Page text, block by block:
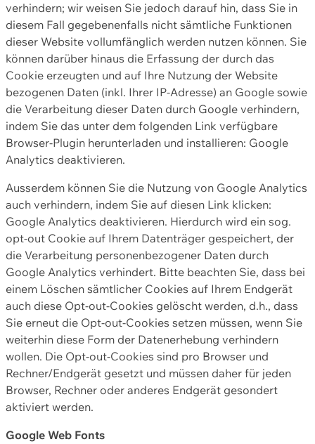
verhindern; wir weisen Sie jedoch darauf hin, dass Sie in
diesem Fall gegebenenfalls nicht sämtliche Funktionen
dieser Website vollumfänglich werden nutzen können. Sie
können darüber hinaus die Erfassung der durch das
Cookie erzeugten und auf Ihre Nutzung der Website
bezogenen Daten (inkl. Ihrer IP-Adresse) an Google sowie
die Verarbeitung dieser Daten durch Google verhindern,
indem Sie das unter dem folgenden Link verfügbare
Browser-Plugin herunterladen und installieren: Google
Analytics deaktivieren.
Ausserdem können Sie die Nutzung von Google Analytics
auch verhindern, indem Sie auf diesen Link klicken:
Google Analytics deaktivieren. Hierdurch wird ein sog.
opt-out Cookie auf Ihrem Datenträger gespeichert, der
die Verarbeitung personenbezogener Daten durch
Google Analytics verhindert. Bitte beachten Sie, dass bei
einem Löschen sämtlicher Cookies auf Ihrem Endgerät
auch diese Opt-out-Cookies gelöscht werden, d.h., dass
Sie erneut die Opt-out-Cookies setzen müssen, wenn Sie
weiterhin diese Form der Datenerhebung verhindern
wollen. Die Opt-out-Cookies sind pro Browser und
Rechner/Endgerät gesetzt und müssen daher für jeden
Browser, Rechner oder anderes Endgerät gesondert
aktiviert werden.
Google Web Fonts